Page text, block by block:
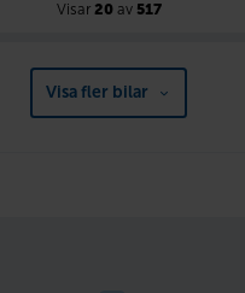
Visar 20av 517
Visa fler bilar